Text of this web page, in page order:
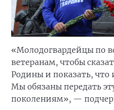
«Молодогвардейцы по
ветеранам, чтобы
Родины и показать, что
Мы обязаны передать
поколениям», —